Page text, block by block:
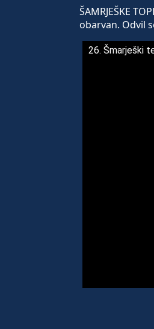
ŠAMRJEŠKE
obarvan. Odvil
26. Šmarješki